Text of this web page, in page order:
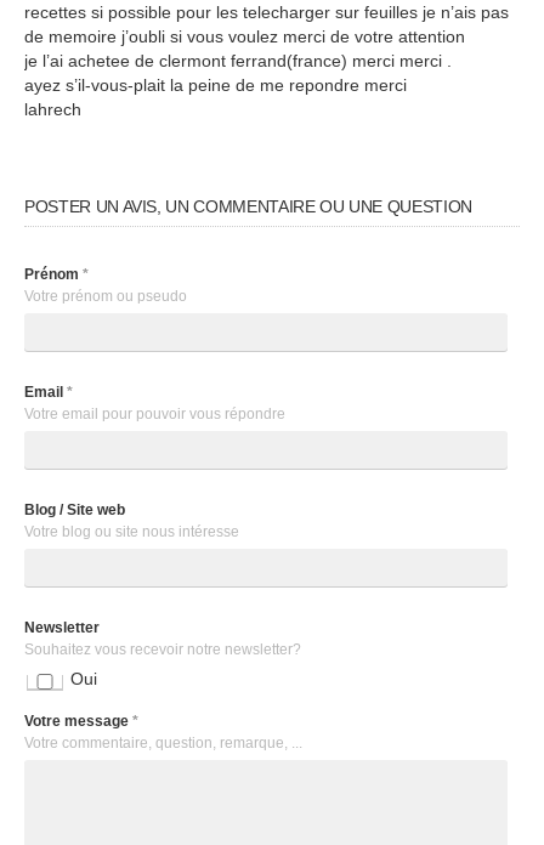
recettes si possible pour les telecharger sur feuilles je n’ais pas
de memoire j’oubli si vous voulez merci de votre attention
je l’ai achetee de clermont ferrand(france) merci merci .
ayez s’il-vous-plait la peine de me repondre merci
lahrech
POSTER UN AVIS, UN COMMENTAIRE OU UNE QUESTION
Prénom *
Votre prénom ou pseudo
Email *
Votre email pour pouvoir vous répondre
Blog / Site web
Votre blog ou site nous intéresse
Newsletter
Souhaitez vous recevoir notre newsletter?
Oui
Votre message *
Votre commentaire, question, remarque, ...